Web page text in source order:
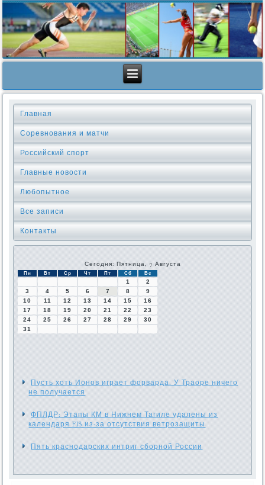
Главная
Соревнования и матчи
Российский спорт
Главные новости
Любопытное
Все записи
Контакты
Сегодня: Пятница, 7 Августа
Пн Вт Ср Чт Пт Сб Вс
1
2
3
4 5 6 7 8
9
10
11 12 13 14 15
16
17
18 19 20 21 22
23
24
25 26 27 28 29
30
31
Пусть хоть Ионов играет форварда. У Траоре ничего
не получается
ФПЛДР: Этапы КМ в Нижнем Тагиле удалены из
календаря FIS из-за отсутствия ветрозащиты
Пять краснодарских интриг сборной России